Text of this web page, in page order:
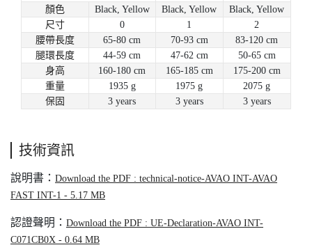
顏色
Black, Yellow Black, Yellow
Black, Yellow
尺寸
0 1
2
腰帶長度
65-80 cm 70-93 cm
83-120 cm
腿環長度
44-59 cm 47-62 cm
50-65 cm
身高
160-180 cm 165-185 cm
175-200 cm
重量
1935 g 1975 g
2075 g
保固
3 years 3 years 3 years
技術資訊
說明書： Download the PDF : technical-notice-AVAO INT-AVAO
FAST INT-1 - 5.17 MB
認證聲明： Download the PDF : UE-Declaration-AVAO INT-
C071CB0X - 0.64 MB